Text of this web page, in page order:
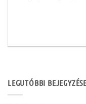
LEGUTÓBBI